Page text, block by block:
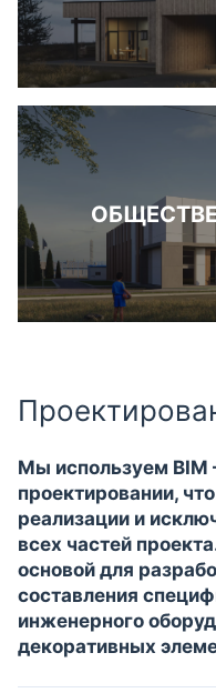
Мы используем BIM
проектировании,
реализации и
всех частей
основой для
составления
инженерного
декоративных